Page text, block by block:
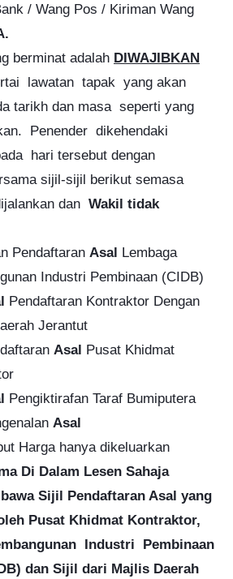
/ Wang Pos / Kiriman Wang
berminat adalah DIWAJIBKAN
lawatan tapak yang akan
tarikh dan masa seperti yang
Penender dikehendaki
hari tersebut dengan
sijil-sijil berikut semasa
dan Wakil tidak
Pendaftaran Asal Lembaga
Industri Pembinaan (CIDB)
Pendaftaran Kontraktor Dengan
Jerantut
Asal Pusat Khidmat
Pengiktirafan Taraf Bumiputera
Asal
Harga hanya dikeluarkan
Di Dalam Lesen Sahaja
Sijil Pendaftaran Asal yang
Pusat Khidmat Kontraktor,
Industri Pembinaan
dan Sijil dari Majlis Daerah